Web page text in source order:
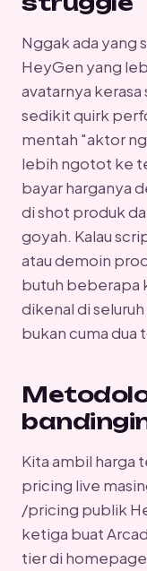
Nggak ada yang
HeyGen yang
avatarnya
sedikit quirk
mentah "aktor
lebih ngotot ke
bayar harganya
di shot produk
goyah. Kalau
atau demoin
butuh beberapa
dikenal di
bukan cuma dua
Kita ambil harga
pricing live
/pricing publik
ketiga buat
tier di